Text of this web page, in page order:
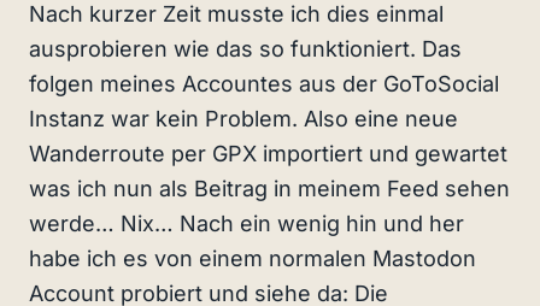
Nach kurzer Zeit musste ich dies einmal
ausprobieren wie das so funktioniert. Das
folgen meines Accountes aus der GoToSocial
Instanz war kein Problem. Also eine neue
Wanderroute per GPX importiert und gewartet
was ich nun als Beitrag in meinem Feed sehen
werde… Nix… Nach ein wenig hin und her
habe ich es von einem normalen Mastodon
Account probiert und siehe da: Die